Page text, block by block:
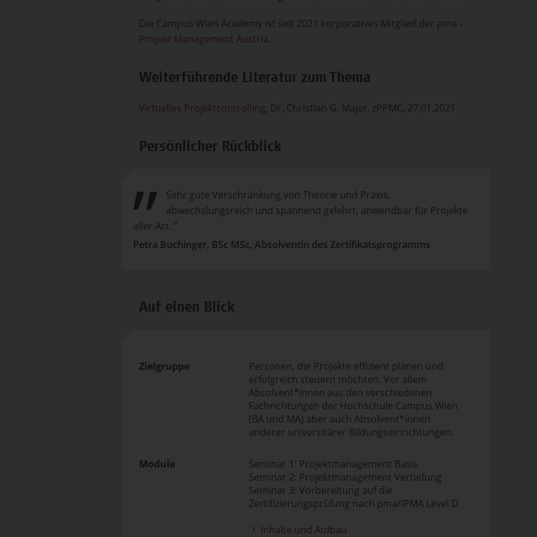
Die Campus Wien Academy ist seit 2021 korporatives Mitglied der pma -
Projekt Management Austria.
Weiterführende Literatur zum Thema
Virtuelles Projektcontrolling, Dr. Christian G. Majer, zPPMC, 27.01.2021
Persönlicher Rückblick
Sehr gute Verschränkung von Theorie und Praxis,
abwechslungsreich und spannend gelehrt, anwendbar für Projekte
aller Art. ”
Petra Buchinger, BSc MSc, Absolventin des Zertifikatsprogramms
Auf einen Blick
Zielgruppe
Personen, die Projekte effizient planen und
erfolgreich steuern möchten. Vor allem
Absolvent*innen aus den verschiedenen
Fachrichtungen der Hochschule Campus Wien
(BA und MA) aber auch Absolvent*innen
anderer universitärer Bildungseinrichtungen.
Module
Seminar 1: Projektmanagement Basis
Seminar 2: Projektmanagement Vertiefung
Seminar 3: Vorbereitung auf die
Zertifizierungsprüfung nach pma/IPMA Level D
Inhalte und Aufbau